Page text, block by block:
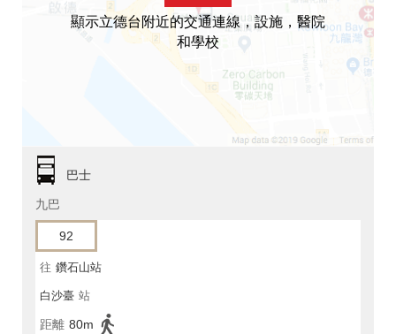
顯示立德台附近的交通連線，設施，醫院
和學校
巴士
九巴
92
往 鑽石山站
白沙臺 站
距離 80m